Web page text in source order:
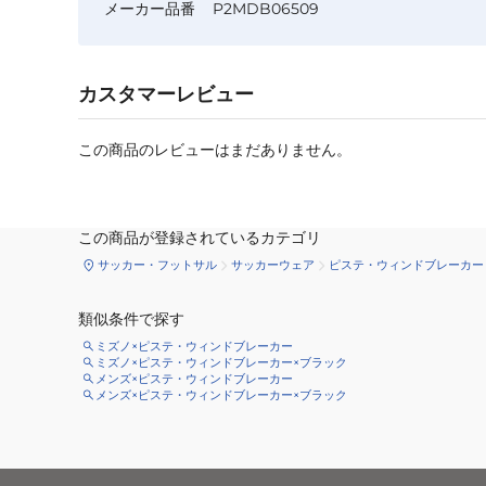
メーカー品番
P2MDB06509
カスタマーレビュー
この商品のレビューはまだありません。
この商品が登録されているカテゴリ
サッカー・フットサル サッカーウェア ピステ・ウィンドブレーカー
類似条件で探す
ミズノ×ピステ・ウィンドブレーカー
ミズノ×ピステ・ウィンドブレーカー×ブラック
メンズ×ピステ・ウィンドブレーカー
メンズ×ピステ・ウィンドブレーカー×ブラック